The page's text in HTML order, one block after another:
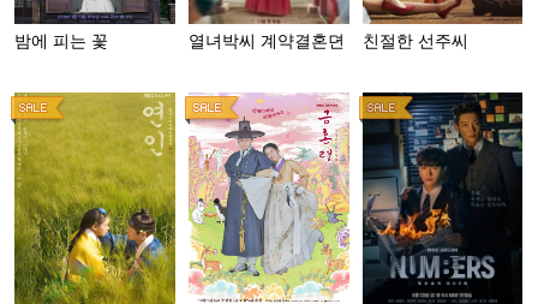
밤에 피는 꽃 열녀박씨 계약결혼뎐 친절한 선주씨